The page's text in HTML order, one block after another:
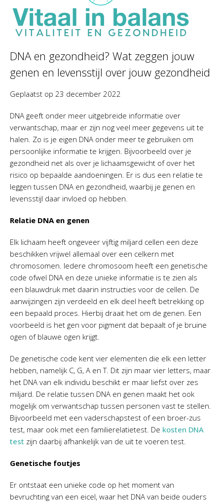
DNA en gezondheid? Wat zeggen jouw
genen en levensstijl over jouw gezondheid
Geplaatst op 23 december 2022
DNA geeft onder meer uitgebreide informatie over
verwantschap, maar er zijn nog veel meer gegevens uit te
halen. Zo is je eigen DNA onder meer te gebruiken om
persoonlijke informatie te krijgen. Bijvoorbeeld over je
gezondheid net als over je lichaamsgewicht of over het
risico op bepaalde aandoeningen. Er is dus een relatie te
leggen tussen DNA en gezondheid, waarbij je genen en
levensstijl daar invloed op hebben.
Relatie DNA en genen
Elk lichaam heeft ongeveer vijftig miljard cellen een deze
beschikken vrijwel allemaal over een celkern met
chromosomen. Iedere chromosoom heeft een genetische
code ofwel DNA en deze unieke informatie is te zien als
een blauwdruk met daarin instructies voor de cellen. De
aanwijzingen zijn verdeeld en elk deel heeft betrekking op
een bepaald proces. Hierbij draait het om de genen. Een
voorbeeld is het gen voor pigment dat bepaalt of je bruine
ogen of blauwe ogen krijgt.
De genetische code kent vier elementen die elk een letter
hebben, namelijk C, G, A en T. Dit zijn maar vier letters, maar
het DNA van elk individu beschikt er maar liefst over zes
miljard. De relatie tussen DNA en genen maakt het ook
mogelijk om verwantschap tussen personen vast te stellen.
Bijvoorbeeld met een vaderschapstest of een broer-zus
test, maar ook met een familierelatietest. De kosten DNA
test zijn daarbij afhankelijk van de uit te voeren test.
Genetische foutjes
Er ontstaat een unieke code op het moment van
bevruchting van een eicel, waar het DNA van beide ouders